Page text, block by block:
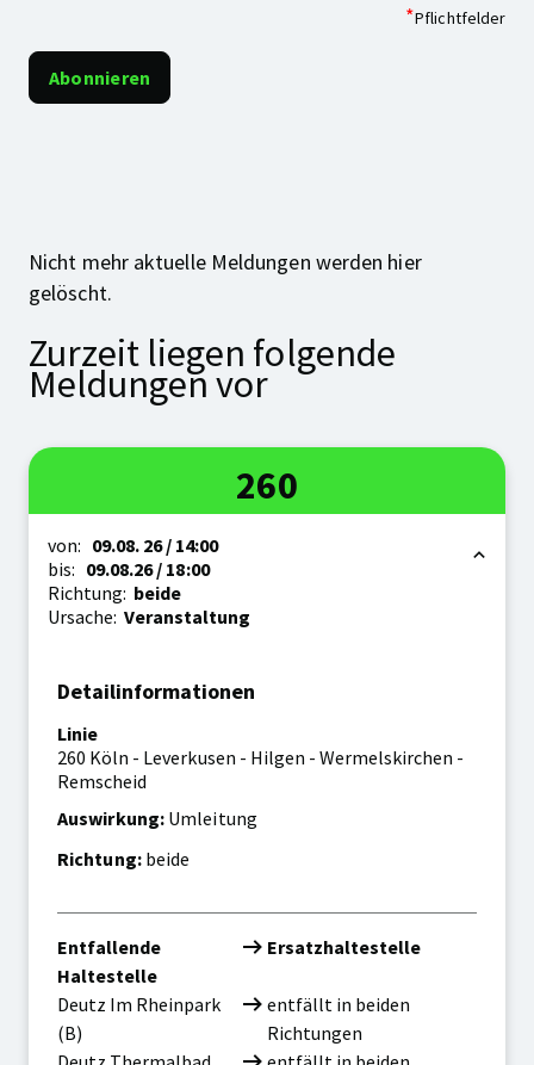
*Pflichtfelder
Nicht mehr aktuelle Meldungen werden hier
gelöscht.
Zurzeit liegen folgende
Meldungen vor
Linie
260
Zeitraum
von: 09.08. 26/ 14:00
bis: 09.08.26/ 18:00
Richtung: beide
Ursache: Veranstaltung
Detailinformationen
Linie
260 Köln - Leverkusen - Hilgen - Wermelskirchen -
Remscheid
Auswirkung: Umleitung
Richtung:beide
Entfallende
Haltestelle
Ersatzhaltestelle
Entfallende
Haltestelle
Deutz Im Rheinpark
(B)
Ersatzhaltestelle
entfällt in beiden
Richtungen
Entfallende
Ersatzhaltestelle